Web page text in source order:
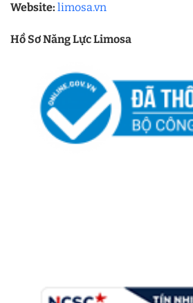
Website: limosa.vn
Hồ Sơ Năng Lực Limosa